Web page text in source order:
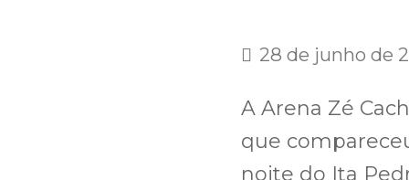
28 de junho de
A Arena Zé
que
noite do Ita